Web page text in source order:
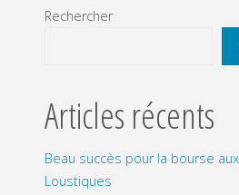
Rechercher
Articles récents
Beau succès pour la bourse
Loustiques